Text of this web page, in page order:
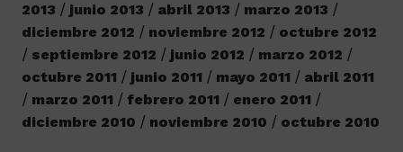
2013
junio 2013 abril 2013
marzo 2013
diciembre 2012
noviembre 2012
octubre 2012
septiembre 2012
junio 2012
marzo 2012
octubre 2011
junio 2011 mayo 2011
abril 2011
marzo 2011
febrero 2011
enero 2011
diciembre 2010
noviembre 2010 octubre 2010